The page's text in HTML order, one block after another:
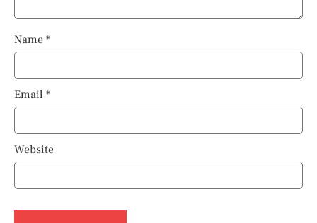
Name *
Email *
Website